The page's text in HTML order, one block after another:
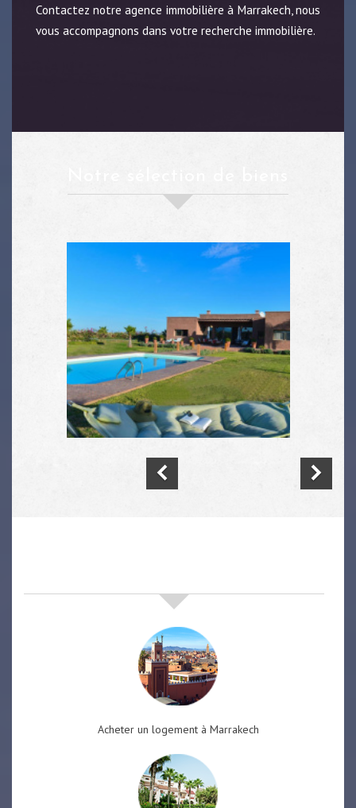
Contactez notre agence immobilière à Marrakech, nous
vous accompagnons dans votre recherche immobilière.
Acheter un logement à Marrakech